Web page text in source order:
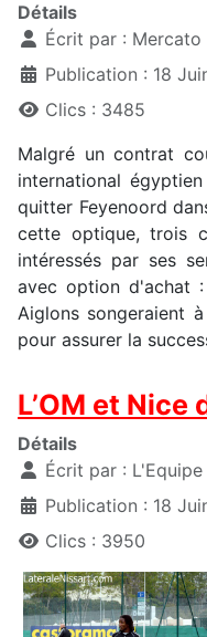
Détails
Écrit par : Mercato
Publication : 18
Clics : 3485
Malgré un contrat
international
quitter Feyenoord
cette optique, trois
intéressés par ses
avec option d'achat
Aiglons songeraient
pour assurer la
L’OM et
Détails
Écrit par : L'Equipe
Publication : 18
Clics : 3950